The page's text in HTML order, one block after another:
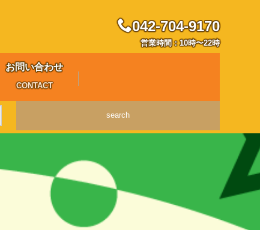
042-704-9170
営業時間：10時〜22時
お問い合わせ
CONTACT
search